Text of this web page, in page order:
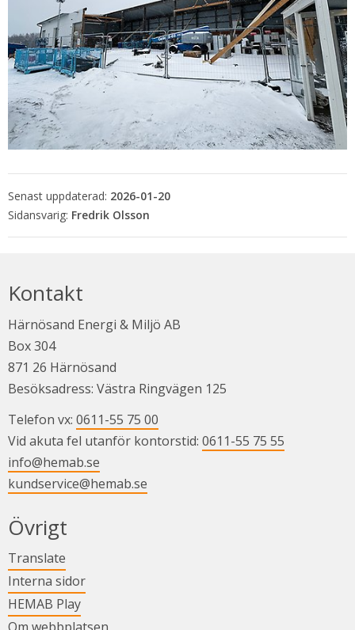
Senast uppdaterad: 2026-01-20
Fredrik Olsson
Kontakt
Härnösand Energi & Miljö AB
Box 304
871 26 Härnösand
Besöksadress: Västra Ringvägen 125
Telefon vx: 0611-55 75 00
Vid akuta fel utanför kontorstid: 0611-55 75 55
info@hemab.se
kundservice@hemab.se
Övrigt
Translate
Interna sidorLänk till annan webbplats.
HEMAB PlayLänk till annan webbplats.